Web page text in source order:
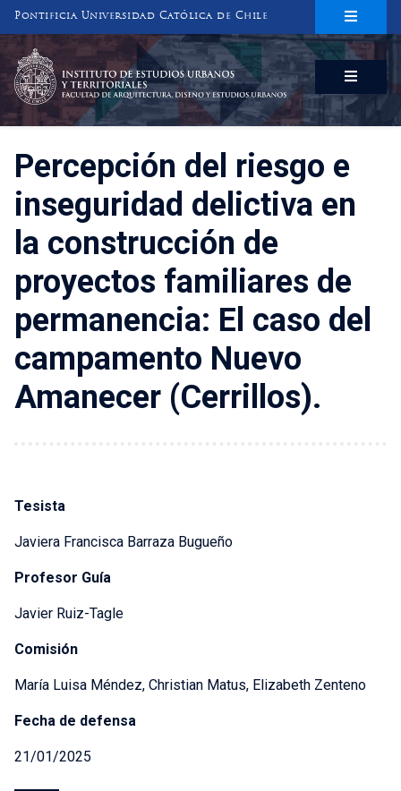
Pontificia Universidad Católica de Chile
INSTITUTO DE ESTUDIOS URBANOS
Y TERRITORIALES
FACULTAD DE ARQUITECTURA, DISEÑO Y ESTUDIOS URBANOS
Percepción del riesgo e
inseguridad delictiva en
la construcción de
proyectos familiares de
permanencia: El caso del
campamento Nuevo
Amanecer (Cerrillos).
Tesista
Javiera Francisca Barraza Bugueño
Profesor Guía
Javier Ruiz-Tagle
Comisión
María Luisa Méndez, Christian Matus, Elizabeth Zenteno
Fecha de defensa
21/01/2025